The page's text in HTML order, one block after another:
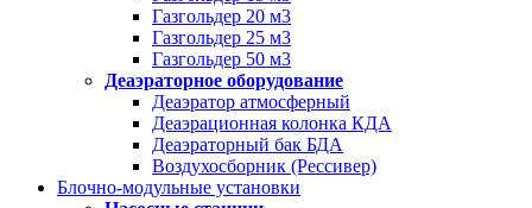
Газгольдер 20 м3
Газгольдер 25 м3
Газгольдер 50 м3
Деаэраторное оборудование
Деаэратор атмосферный
Деаэрационная колонка КДА
Деаэраторный бак БДА
Воздухосборник (Рессивер)
Блочно-модульные установки